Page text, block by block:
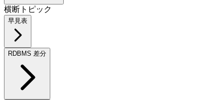
横断トピック
早見表
RDBMS 差分